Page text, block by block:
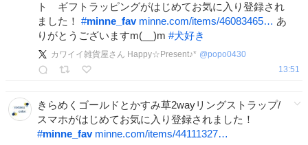
ト ギフトラッピングがはじめてお気に入り登録され
ました！ #minne_fav minne.com/items/46083465… あ
りがとうございますm(__)m #犬好き
カワイイ雑貨屋さん Happy☆Present♪* @popo0430
13:51
きらめくゴールドとかすみ草2wayリングストラップ/
スマホがはじめてお気に入り登録されました！
#minne_fav minne.com/items/44111327…